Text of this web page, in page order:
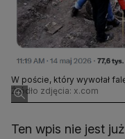
W poście, który wywołał
komentarz był
zablokowany)
Źródło zdjęcia: x.com
Ten wpis nie jest